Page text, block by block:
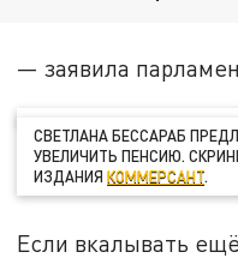
— заявила
СВЕТЛАНА БЕССАРАБ
УВЕЛИЧИТЬ ПЕНСИЮ.
ИЗДАНИЯКОММЕРСАНТ.
Если вкалывать